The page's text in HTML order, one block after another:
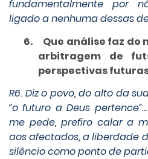
fundamentalmente por
ligado a nenhuma dessas
6.
Que análise faz do
arbitragem de
perspectivas
R6. Diz o povo, do alto da
“o futuro a Deus
me pede, prefiro calar a
aos afectados, a liberdade
silêncio como ponto de